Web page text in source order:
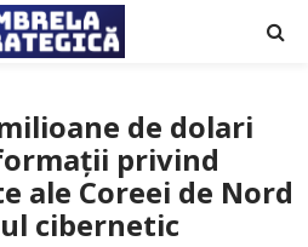
de dolari
privind
ale Coreei de Nord
cibernetic